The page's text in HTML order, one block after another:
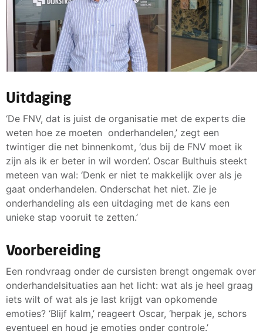
Uitdaging
‘De FNV, dat is juist de organisatie met de experts die
weten hoe ze moeten onderhandelen,’ zegt een
twintiger die net binnenkomt, ‘dus bij de FNV moet ik
zijn als ik er beter in wil worden’. Oscar Bulthuis steekt
meteen van wal: ‘Denk er niet te makkelijk over als je
gaat onderhandelen. Onderschat het niet. Zie je
onderhandeling als een uitdaging met de kans een
unieke stap vooruit te zetten.’
Voorbereiding
Een rondvraag onder de cursisten brengt ongemak over
onderhandelsituaties aan het licht: wat als je heel graag
iets wilt of wat als je last krijgt van opkomende
emoties? ‘Blijf kalm,’ reageert Oscar, ‘herpak je, schors
eventueel en houd je emoties onder controle.’